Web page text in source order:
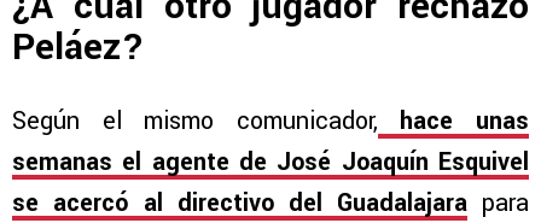
Peláez?
Según el mismo comunicador, hace unas
semanas el agente de José Joaquín Esquivel
se acercó al directivo del Guadalajara para